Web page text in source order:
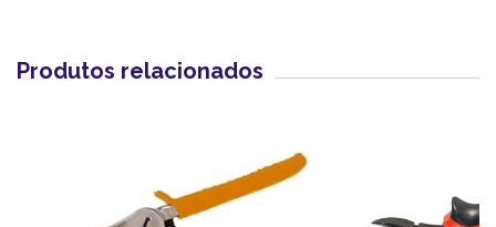
Produtos relacionados